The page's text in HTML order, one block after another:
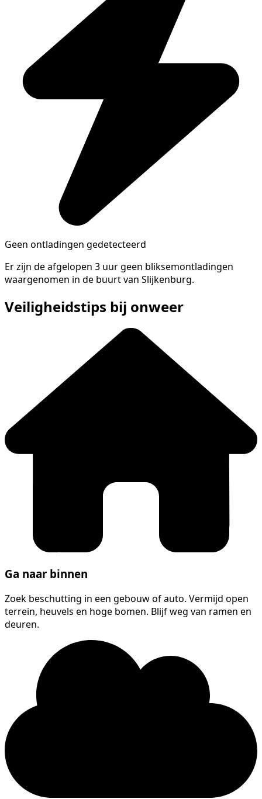
Geen ontladingen gedetecteerd
Er zijn de afgelopen 3 uur geen bliksemontladingen
waargenomen in de buurt van Slijkenburg.
Veiligheidstips bij onweer
Ga naar binnen
Zoek beschutting in een gebouw of auto. Vermijd open
terrein, heuvels en hoge bomen. Blijf weg van ramen en
deuren.